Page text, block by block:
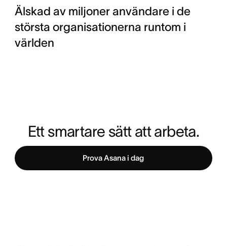
Älskad av miljoner användare i de
största organisationerna runtom i
världen
Ett smartare sätt att arbeta.
Prova Asana i dag